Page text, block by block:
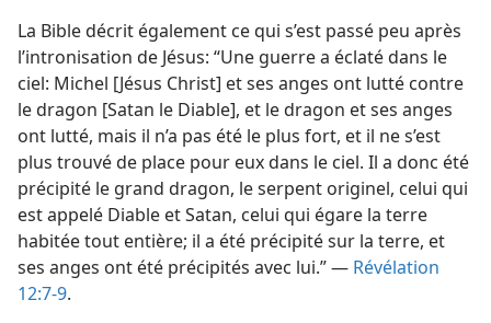
La Bible décrit également ce qui s’est passé peu après
l’intronisation de Jésus: “Une guerre a éclaté dans le
ciel: Michel [Jésus Christ] et ses anges ont lutté contre
le dragon [Satan le Diable], et le dragon et ses anges
ont lutté, mais il n’a pas été le plus fort, et il ne s’est
plus trouvé de place pour eux dans le ciel. Il a donc été
précipité le grand dragon, le serpent originel, celui qui
est appelé Diable et Satan, celui qui égare la terre
habitée tout entière; il a été précipité sur la terre, et
ses anges ont été précipités avec lui.” — Révélation
12:7-9.